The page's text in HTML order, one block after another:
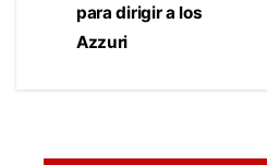
para dirigir a los
Azzuri